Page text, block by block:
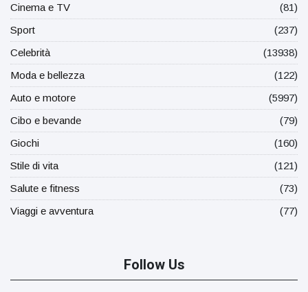
Cinema e TV
(81)
Sport
(237)
Celebrità
(13938)
Moda e bellezza
(122)
Auto e motore
(5997)
Cibo e bevande
(79)
Giochi
(160)
Stile di vita
(121)
Salute e fitness
(73)
Viaggi e avventura
(77)
Follow Us